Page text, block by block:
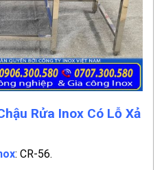
Rửa Inox Có Lỗ Xả
: CR-56.